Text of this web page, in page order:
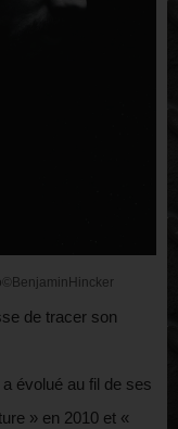
de tracer son
évolué au fil de ses
» en 2010 et «